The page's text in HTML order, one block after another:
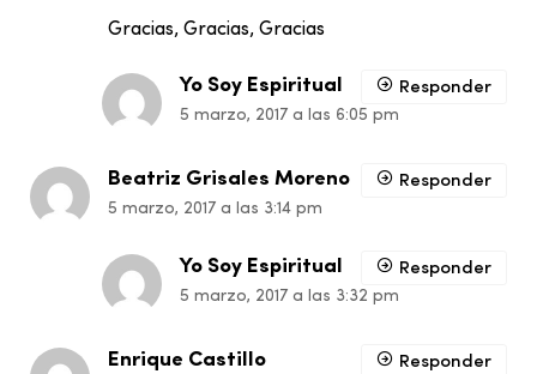
Gracias, Gracias, Gracias
Yo Soy Espiritual
5 marzo, 2017 a las 6:05 pm
Responder
Beatriz Grisales Moreno
5 marzo, 2017 a las 3:14 pm
Responder
Yo Soy Espiritual
5 marzo, 2017 a las 3:32 pm
Responder
Enrique Castillo Responder